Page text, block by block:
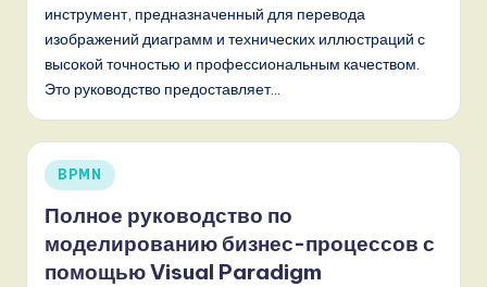
g
it
a
n
n
инструмент, предназначенный для перевода
изображений диаграмм и технических иллюстраций с
высокой точностью и профессиональным качеством.
Это руководство предоставляет…
Опубликовано
BPMN
Полное руководство по
моделированию бизнес-процессов с
помощью Visual Paradigm